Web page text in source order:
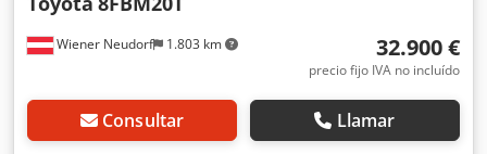
Wiener Neudorf 1.803 km 32.900 €
precio fijo IVA no incluído
Consultar Llamar